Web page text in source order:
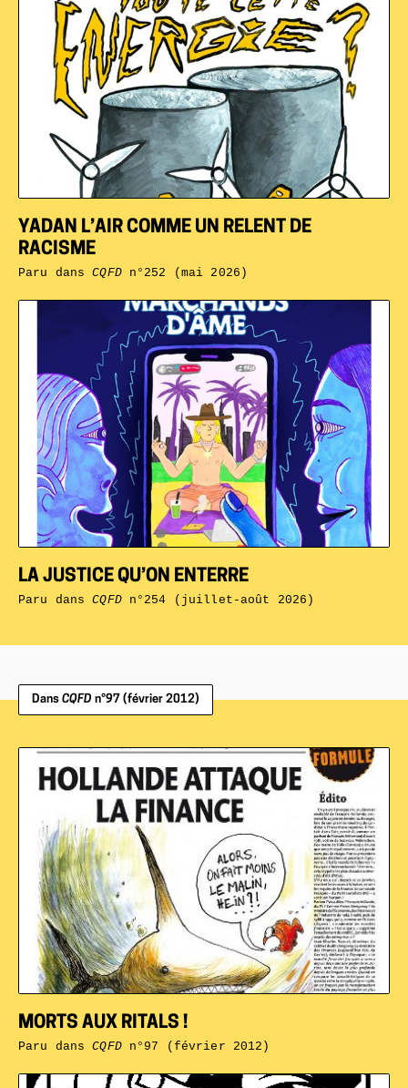
LA JUSTICE QU’ON ENTERRE
Paru dansCQFDn°254 (juillet-août 2026)
YADAN L’AIR COMME UN RELENT DE
RACISME
Paru dansCQFDn°252 (mai 2026)
Dans CQFD n°97 (février 2012)
MORTS AUX RITALS !
Paru dansCQFDn°97 (février 2012)